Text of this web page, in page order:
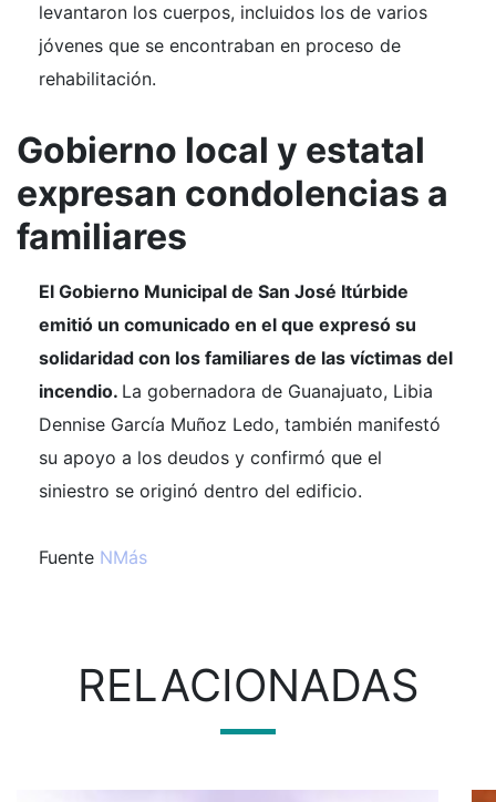
levantaron los cuerpos, incluidos los de varios
jóvenes que se encontraban en proceso de
rehabilitación.
Gobierno local y estatal
expresan condolencias a
familiares
El Gobierno Municipal de San José Itúrbide
emitió un comunicado en el que expresó su
solidaridad con los familiares de las víctimas del
incendio. La gobernadora de Guanajuato, Libia
Dennise García Muñoz Ledo, también manifestó
su apoyo a los deudos y confirmó que el
siniestro se originó dentro del edificio.
Fuente NMás
RELACIONADAS